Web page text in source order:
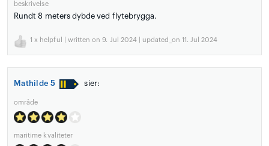
beskrivelse
Rundt 8 meters dybde ved flytebrygga.
1 x helpful | written on 9. Jul 2024 | updated_on 11. Jul 2024
Mathilde 5 sier:
område
maritime kvaliteter